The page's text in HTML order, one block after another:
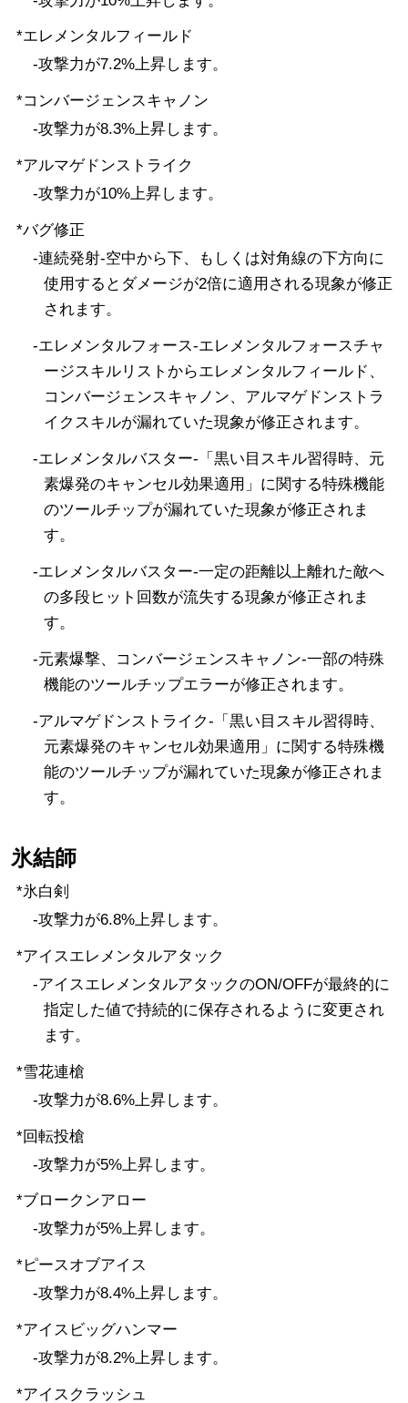
*エレメンタルフィールド
-攻撃力が7.2%上昇します。
*コンバージェンスキャノン
-攻撃力が8.3%上昇します。
*アルマゲドンストライク
-攻撃力が10%上昇します。
*バグ修正
-連続発射-空中から下、もしくは対角線の下方向に
使用するとダメージが2倍に適用される現象が修正
されます。
-エレメンタルフォース-エレメンタルフォースチャ
ージスキルリストからエレメンタルフィールド、
コンバージェンスキャノン、アルマゲドンストラ
イクスキルが漏れていた現象が修正されます。
-エレメンタルバスター-「黒い目スキル習得時、元
素爆発のキャンセル効果適用」に関する特殊機能
のツールチップが漏れていた現象が修正されま
す。
-エレメンタルバスター-一定の距離以上離れた敵へ
の多段ヒット回数が流失する現象が修正されま
す。
-元素爆撃、コンバージェンスキャノン-一部の特殊
機能のツールチップエラーが修正されます。
-アルマゲドンストライク-「黒い目スキル習得時、
元素爆発のキャンセル効果適用」に関する特殊機
能のツールチップが漏れていた現象が修正されま
す。
氷結師
*氷白剣
-攻撃力が6.8%上昇します。
*アイスエレメンタルアタック
-アイスエレメンタルアタックのON/OFFが最終的に
指定した値で持続的に保存されるように変更され
ます。
*雪花連槍
-攻撃力が8.6%上昇します。
*回転投槍
-攻撃力が5%上昇します。
*ブロークンアロー
-攻撃力が5%上昇します。
*ピースオブアイス
-攻撃力が8.4%上昇します。
*アイスビッグハンマー
-攻撃力が8.2%上昇します。
*アイスクラッシュ